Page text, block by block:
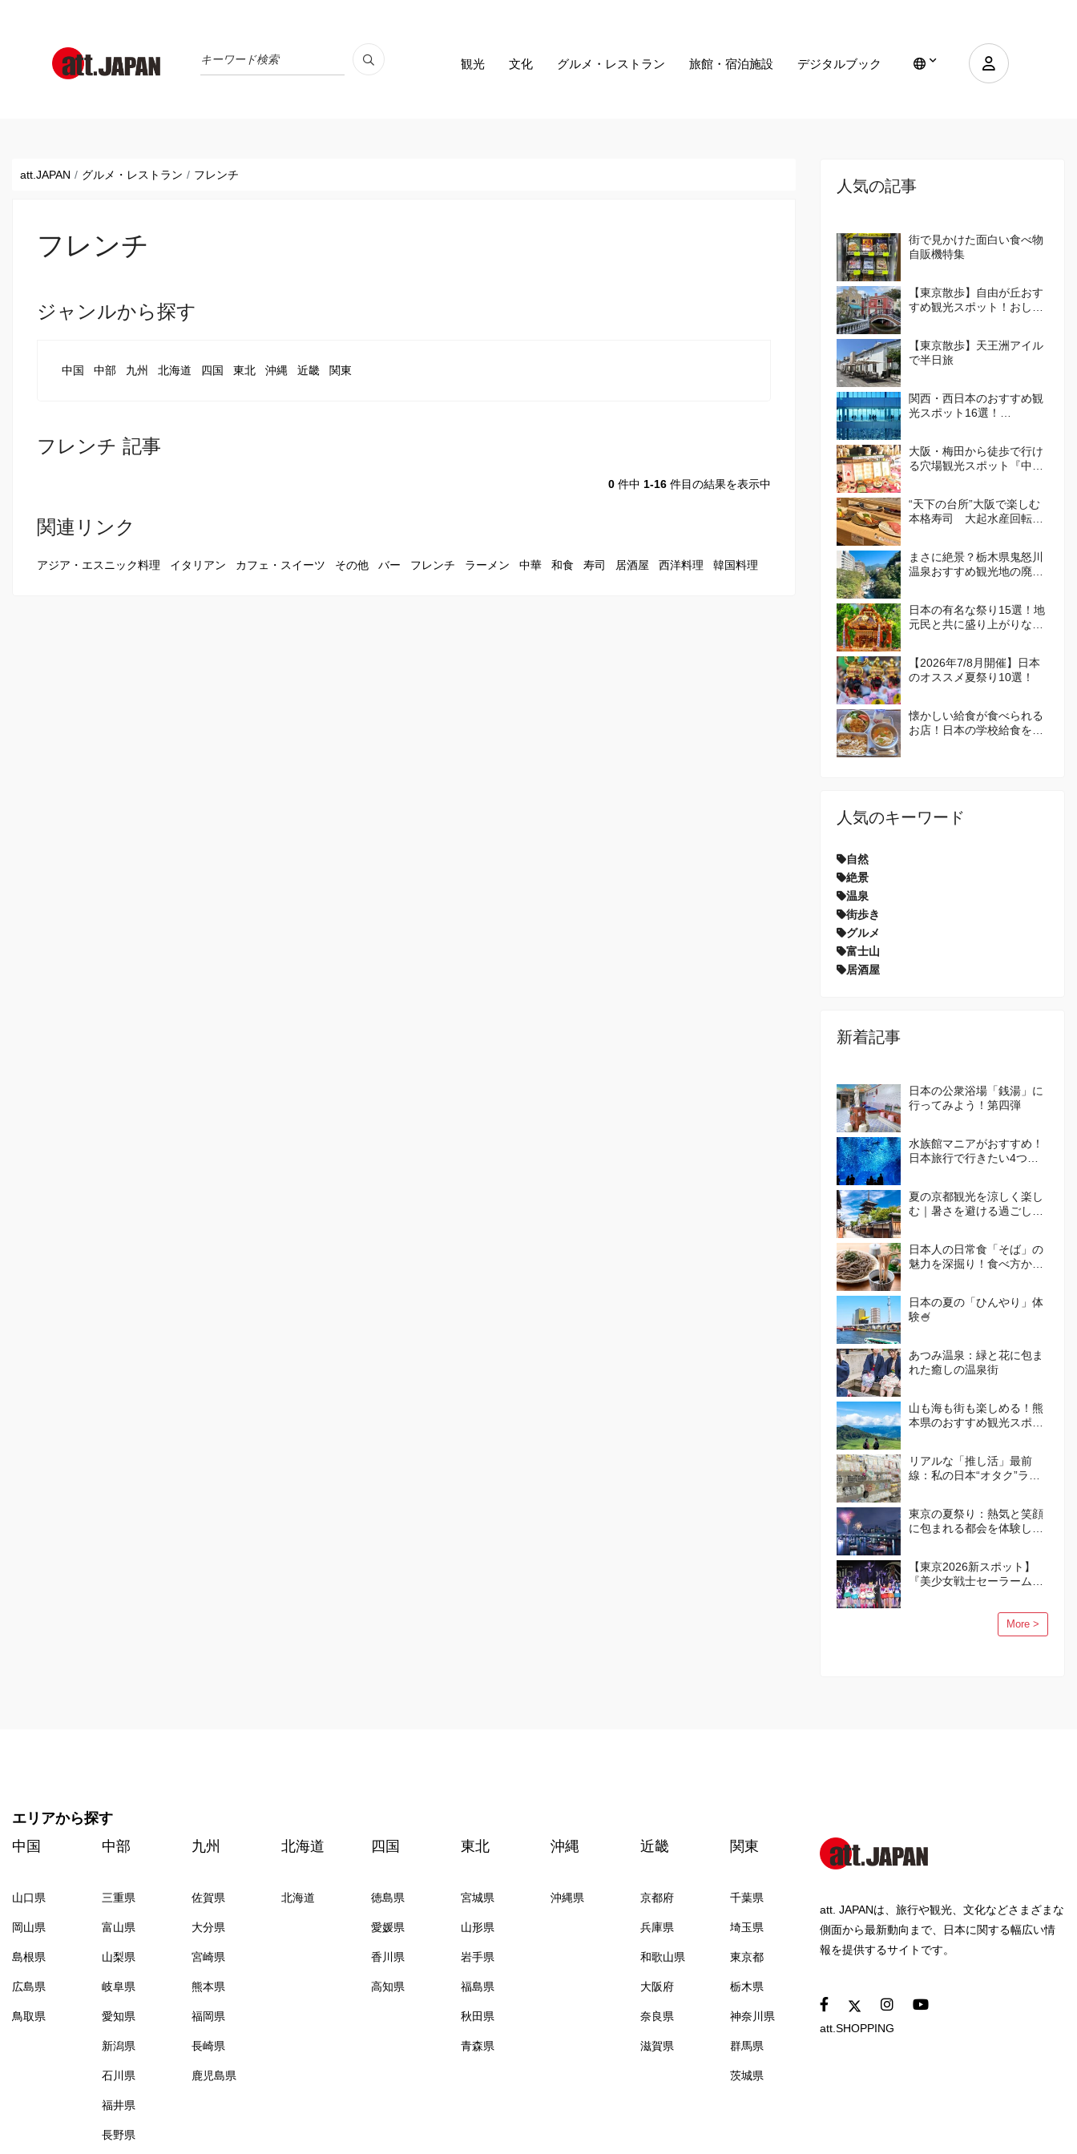
観光 文化 グルメ・レストラン 旅館・宿泊施設 デジタルブック
att.JAPAN グルメ・レストラン フレンチ
フレンチ
ジャンルから探す
中国 中部 九州 北海道 四国 東北 沖縄 近畿 関東
フレンチ 記事
0 件中 1-16 件目の結果を表示中
関連リンク
アジア・エスニック料理 イタリアン カフェ・スイーツ その他 バー フレンチ ラーメン 中華 和食 寿司 居酒屋 西洋料理 韓国料理
人気の記事
街で見かけた面白い食べ物
自販機特集
【東京散歩】自由が丘おす
すめ観光スポット！おしゃ
【東京散歩】天王洲アイル
で半日旅
関西・西日本のおすすめ観
光スポット16選！
4
大阪・梅田から徒歩で行け
る穴場観光スポット『中崎
策しよう
“天下の台所”大阪で楽しむ
本格寿司 大起水産回転寿
まさに絶景？栃木県鬼怒川
温泉おすすめ観光地の廃墟
日本の有名な祭り15選！地
元民と共に盛り上がりなが
【2026年7/8月開催】日本
のオススメ夏祭り10選！
懐かしい給食が食べられる
お店！日本の学校給食を体
人気のキーワード
自然
絶景
温泉
街歩き
グルメ
富士山
居酒屋
新着記事
日本の公衆浴場「銭湯」に
行ってみよう！第四弾
水族館マニアがおすすめ！
日本旅行で行きたい4つの
夏の京都観光を涼しく楽し
む｜暑さを避ける過ごし方
日本人の日常食「そば」の
魅力を深掘り！食べ方から
日本の夏の「ひんやり」体
験🍧
あつみ温泉：緑と花に包ま
れた癒しの温泉街
山も海も街も楽しめる！熊
本県のおすすめ観光スポッ
リアルな「推し活」最前
線：私の日本“オタク”ライ
東京の夏祭り：熱気と笑顔
に包まれる都会を体験しよ
【東京2026新スポット】
『美少女戦士セーラームー
More >
エリアから探す
中国
山口県
岡山県
島根県
広島県
鳥取県
中部
三重県
富山県
山梨県
岐阜県
愛知県
新潟県
石川県
福井県
長野県
九州
佐賀県
大分県
宮崎県
熊本県
福岡県
長崎県
鹿児島県
北海道
北海道
四国
徳島県
愛媛県
香川県
高知県
東北
宮城県
山形県
岩手県
福島県
秋田県
青森県
沖縄
沖縄県
近畿
京都府
兵庫県
和歌山県
大阪府
奈良県
滋賀県
関東
千葉県
埼玉県
東京都
栃木県
神奈川県
群馬県
茨城県
att. JAPANは、旅行や観光、文化などさまざまな
側面から最新動向まで、日本に関する幅広い情
報を提供するサイトです。
att.SHOPPING